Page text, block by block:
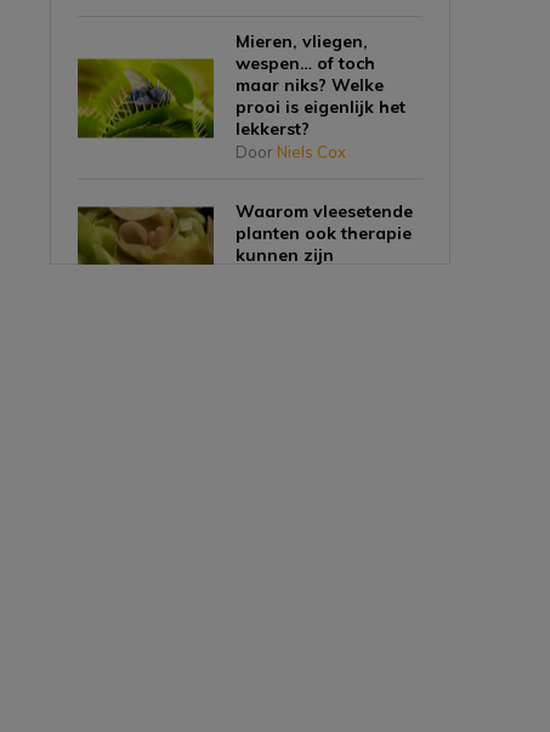
Mieren, vliegen,
wespen… of toch
maar niks? Welke
prooi is eigenlijk het
lekkerst?
Door Niels Cox
Waarom vleesetende
planten ook therapie
kunnen zijn